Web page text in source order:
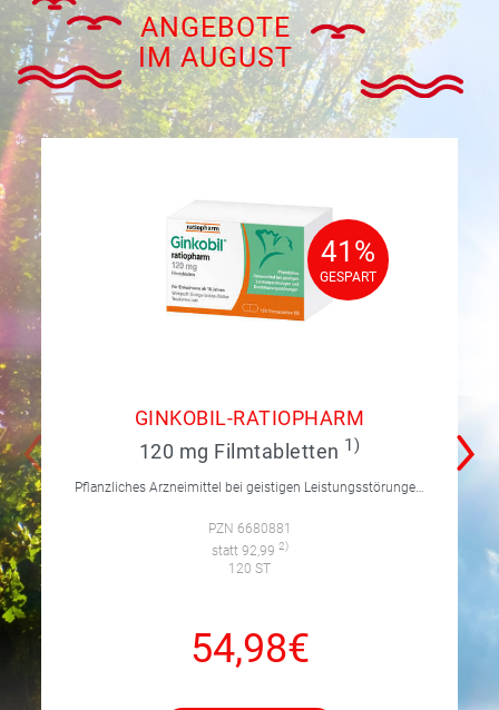
ANGEBOTE
IM AUGUST
41%
GESPART
41%
GESPART
GINKOBIL-RATIOPHARM
120 mg Filmtabletten 1)
Pflanzliches Arzneimittel bei geistigen Leistungsstörungen und Durchblutungsstörungen.
PZN 6680881
statt 92,99 2)
120 ST
54,98€